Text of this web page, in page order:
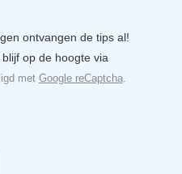
ontvangen de tips al!
op de hoogte via
met Google reCaptcha.